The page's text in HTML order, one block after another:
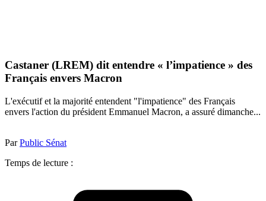
Castaner (LREM) dit entendre « l’impatience » des
Français envers Macron
L'exécutif et la majorité entendent "l'impatience" des Français
envers l'action du président Emmanuel Macron, a assuré dimanche...
ParPublic Sénat
Temps de lecture :